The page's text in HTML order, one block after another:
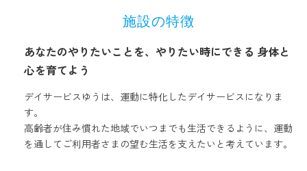
施設の特徴
あなたのやりたいことを、やりたい時にできる 身体と
心を育てよう
デイサービスゆうは、運動に特化したデイサービスになりま
す。
高齢者が住み慣れた地域でいつまでも生活できるように、運動
を通してご利用者さまの望む生活を支えたいと考えています。